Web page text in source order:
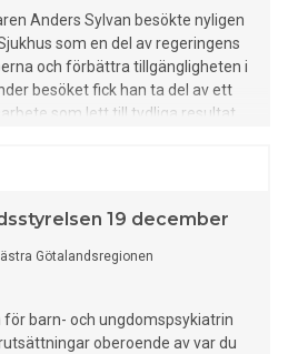
Anders Sylvan besökte nyligen
som en del av regeringens
och förbättra tillgängligheten i
besöket fick han ta del av ett
som lett till tydliga resultat
19 december
Götalandsregionen
för barn- och ungdomspsykiatrin
oberoende av var du